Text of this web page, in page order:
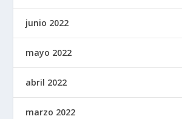
junio 2022
mayo 2022
abril 2022
marzo 2022